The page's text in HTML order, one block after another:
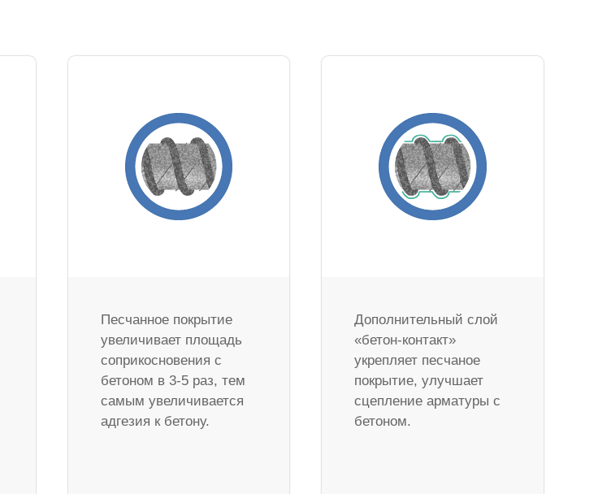
Песчанное покрытие
увеличивает площадь
соприкосновения с
бетоном в 3-5 раз, тем
самым увеличивается
адгезия к бетону.
Дополнительный слой
«бетон-контакт»
укрепляет песчаное
покрытие, улучшает
сцепление арматуры с
бетоном.